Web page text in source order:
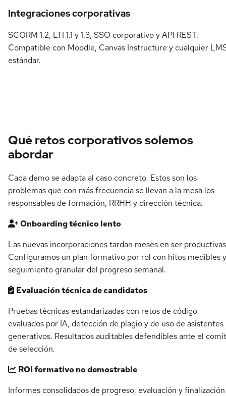
Integraciones corporativas
SCORM 1.2, LTI 1.1 y 1.3, SSO corporativo y API REST.
Compatible con Moodle, Canvas Instructure y cualquier
estándar.
Qué retos corporativos solemos
abordar
Cada demo se adapta al caso concreto. Estos son los
problemas que con más frecuencia se llevan a la mesa los
responsables de formación, RRHH y dirección técnica.
Onboarding técnico lento
Las nuevas incorporaciones tardan meses en ser
Configuramos un plan formativo por rol con hitos medibles y
seguimiento granular del progreso semanal.
Evaluación técnica de candidatos
Pruebas técnicas estandarizadas con retos de código
evaluados por IA, detección de plagio y de uso de asistentes
generativos. Resultados auditables defendibles ante el
de selección.
ROI formativo no demostrable
Informes consolidados de progreso, evaluación y finalización